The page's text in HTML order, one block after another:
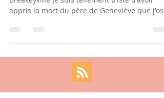
la maison des parents de Geneviève à
Breakeyville Je suis tellement triste d'avoir
encore l'hiver à Breakeyville au bord de la
rivière Chaudière). Il y a presque dix ans nous
avions été invités dans cette maison
quebecoise remarquable pour avoir gardé